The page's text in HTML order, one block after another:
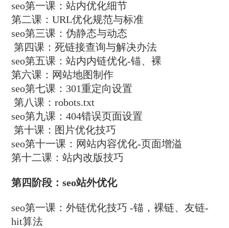
seo第一课：站内优化细节
第二课：URL优化规范与标准
seo第三课：伪静态与动态
第四课：死链接查询与解决办法
seo第五课：站内内链优化-锚、裸
第六课：网站地图制作
seo第七课：301重定向设置
第八课：robots.txt
seo第九课：404错误页面设置
第十课：图片优化技巧
seo第十一课：网站内容优化-页面增溢
第十二课：站内改版技巧
第四阶段：seo站外优化
seo第一课：外链优化技巧 -锚，裸链、友链-
hit算法